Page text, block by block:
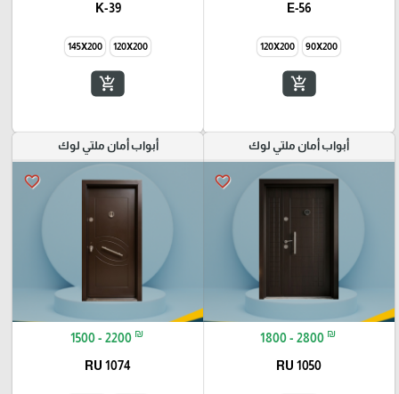
E-56
90X200
120X200
add_shopping_cart
K-39
120X200
145X200
add_shopping_cart
أبواب أمان ملتي لوك
favorite_border
1800 - 2800 ₪
RU 1050
أبواب أمان ملتي لوك
favorite_border
1500 - 2200 ₪
RU 1074